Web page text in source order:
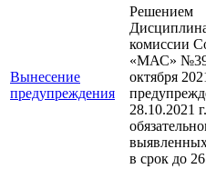
Вынесение
предупреждения
Решением
комиссии
«МАС» №39
октября
28.10.2021
в срок до